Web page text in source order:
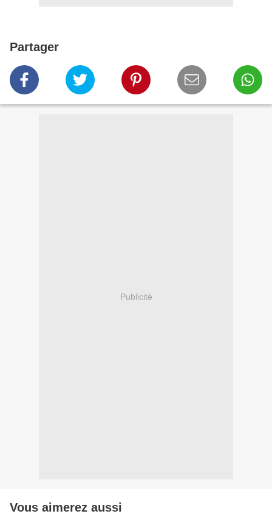
Partager
Publicité
Vous aimerez aussi